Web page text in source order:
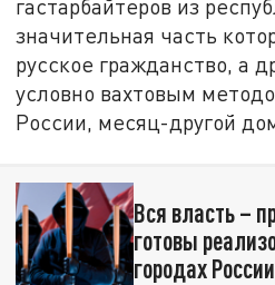
гастарбайтеров из
значительная часть
русское гражданство, а
условно вахтовым
России, месяц-другой
Вся власть –
готовы
городах России